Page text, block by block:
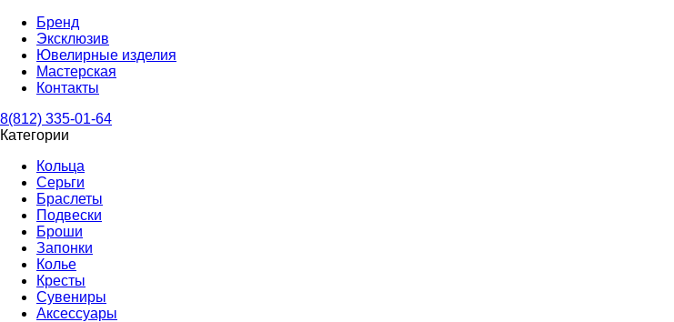
Бренд
Эксклюзив
Ювелирные изделия
Мастерская
Контакты
8(812) 335-01-64
Категории
Кольца
Серьги
Браслеты
Подвески
Броши
Запонки
Колье
Кресты
Сувениры
Аксессуары